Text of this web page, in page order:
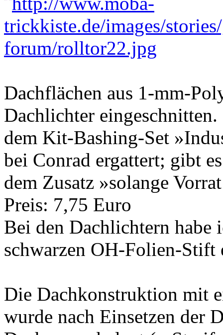
Dachflächen aus 1-mm-
Dachlichter
dem Kit-Bashing-Set
bei Conrad ergattert; gibt
dem Zusatz »solange
Preis: 7,75 Euro
Bei den Dachlichtern habe
schwarzen OH-Folien-Stift
Die Dachkonstruktion mit
wurde nach Einsetzen der